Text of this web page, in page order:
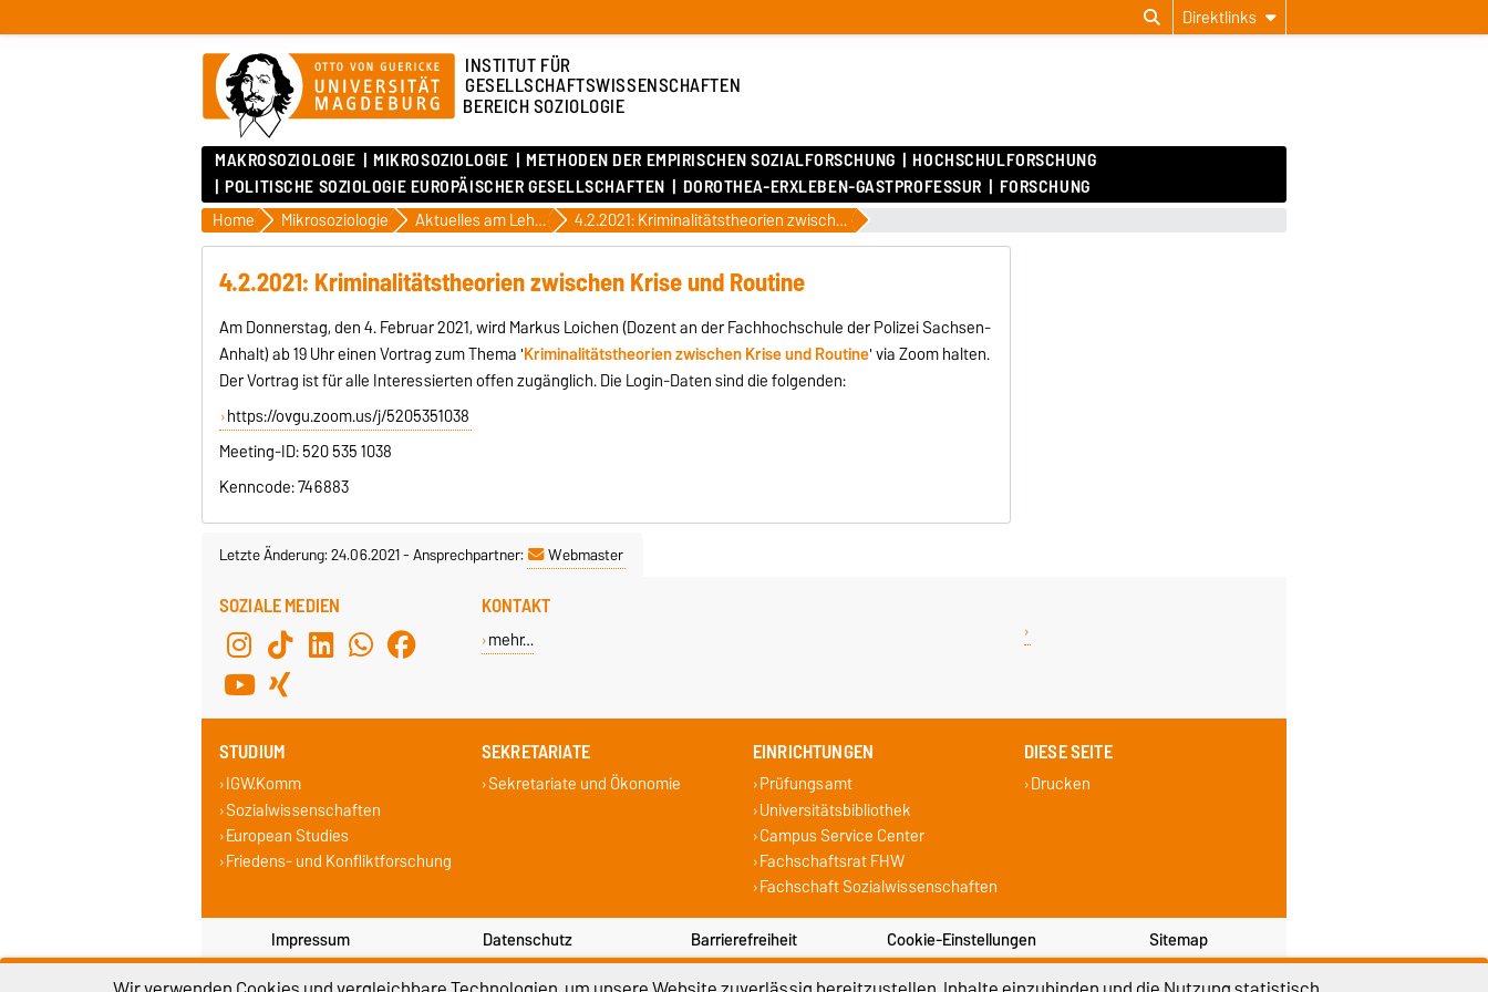
Direktlinks
INSTITUT FÜR
GESELLSCHAFTSWISSENSCHAFTEN
BEREICH SOZIOLOGIE
MAKROSOZIOLOGIE MIKROSOZIOLOGIE METHODEN DER EMPIRISCHEN SOZIALFORSCHUNG
HOCHSCHULFORSCHUNG
POLITISCHE SOZIOLOGIE EUROPÄISCHER GESELLSCHAFTEN
DOROTHEA-ERXLEBEN-GASTPROFESSUR FORSCHUNG
Home Mikrosoziologie Aktuelles am Lehrstuhl 4.2.2021: Kriminalitätstheorien zwischen Krise und Routine
4.2.2021: Kriminalitätstheorien zwischen Krise und Routine
Am Donnerstag, den 4. Februar 2021, wird Markus Loichen (Dozent an der Fachhochschule der Polizei Sachsen-
Anhalt) ab 19 Uhr einen Vortrag zum Thema 'Kriminalitätstheorien zwischen Krise und Routine' via Zoom halten.
Der Vortrag ist für alle Interessierten offen zugänglich. Die Login-Daten sind die folgenden:
https://ovgu.zoom.us/j/5205351038
Meeting-ID: 520 535 1038
Kenncode: 746883
Letzte Änderung: 24.06.2021-Ansprechpartner: Webmaster
SOZIALE MEDIEN KONTAKT
mehr…
STUDIUM
IGW.Komm
Sozialwissenschaften
European Studies
Friedens- und Konfliktforschung
SEKRETARIATE
Sekretariate und Ökonomie
EINRICHTUNGEN
Prüfungsamt
Universitätsbibliothek
Campus Service Center
Fachschaftsrat FHW
Fachschaft Sozialwissenschaften
DIESE SEITE
Drucken
Impressum Datenschutz Barrierefreiheit Cookie-Einstellungen Sitemap